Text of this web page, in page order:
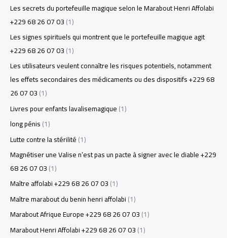
Les secrets du portefeuille magique selon le Marabout Henri Affolabi
+229 68 26 07 03(1)
Les signes spirituels qui montrent que le portefeuille magique agit
+229 68 26 07 03(1)
Les utilisateurs veulent connaître les risques potentiels, notamment
les effets secondaires des médicaments ou des dispositifs +229 68
26 07 03(1)
Livres pour enfants lavalisemagique(1)
long pénis(1)
Lutte contre la stérilité(1)
Magnétiser une Valise n’est pas un pacte à signer avec le diable +229
68 26 07 03(1)
Maître affolabi +229 68 26 07 03(1)
Maître marabout du benin henri affolabi(1)
Marabout Afrique Europe +229 68 26 07 03(1)
Marabout Henri Affolabi +229 68 26 07 03(1)